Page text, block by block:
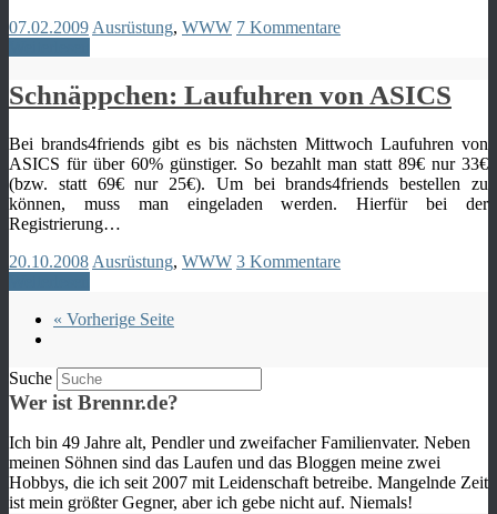
07.02.2009 Ausrüstung, WWW 7 Kommentare
Schnäppchen: Laufuhren von ASICS
Bei brands4friends gibt es bis nächsten Mittwoch Laufuhren von
ASICS für über 60% günstiger. So bezahlt man statt 89€ nur 33€
(bzw. statt 69€ nur 25€). Um bei brands4friends bestellen zu
können, muss man eingeladen werden. Hierfür bei der
Registrierung…
20.10.2008 Ausrüstung, WWW 3 Kommentare
« Vorherige Seite
Suche
Wer ist Brennr.de?
Ich bin 49 Jahre alt, Pendler und zweifacher Familienvater. Neben
meinen Söhnen sind das Laufen und das Bloggen meine zwei
Hobbys, die ich seit 2007 mit Leidenschaft betreibe. Mangelnde Zeit
ist mein größter Gegner, aber ich gebe nicht auf. Niemals!